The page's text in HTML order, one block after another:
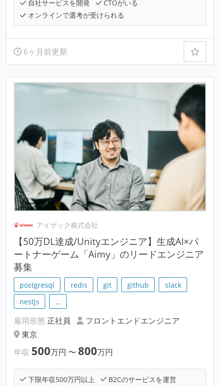
自社サービスを開発
CTOがいる
オンラインで選考が受けられる
6ヶ月前更新
アイザック株式会社
【50万DL達成/Unityエンジニア】生成AI×パ
ートナーゲーム「Aimy」のリードエンジニア
募集
postgresql redis git github
slack
nestjs
…
雇用形態 正社員
フロントエンドエンジニア
東京
年収 500万円 〜 800万円
下限年収500万円以上
B2Cのサービスを運営